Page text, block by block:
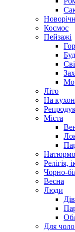
Космос
Пейзажі
Літо
На
Міста
Релігія,
Чорно-
Весна
Люди
Для